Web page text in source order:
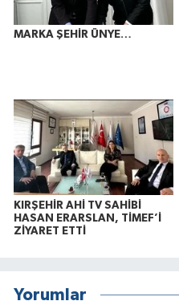
MARKA ŞEHİR ÜNYE…
KIRŞEHİR AHİ TV SAHİBİ
HASAN ERARSLAN, TİMEF’İ
ZİYARET ETTİ
Yorumlar